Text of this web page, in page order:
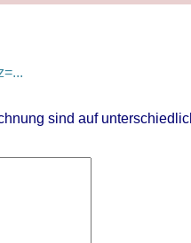
sind auf